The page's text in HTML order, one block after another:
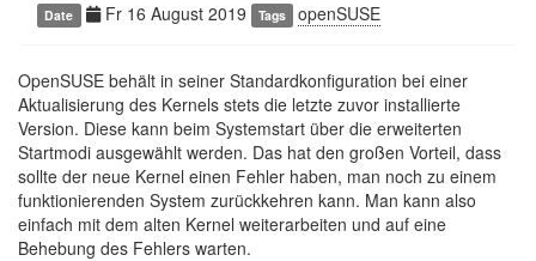
Date Fr 16 August 2019 Tags openSUSE
OpenSUSE behält in seiner Standardkonfiguration bei einer
Aktualisierung des Kernels stets die letzte zuvor installierte
Version. Diese kann beim Systemstart über die erweiterten
Startmodi ausgewählt werden. Das hat den großen Vorteil, dass
sollte der neue Kernel einen Fehler haben, man noch zu einem
funktionierenden System zurückkehren kann. Man kann also
einfach mit dem alten Kernel weiterarbeiten und auf eine
Behebung des Fehlers warten.